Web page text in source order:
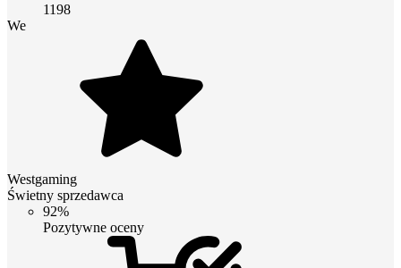
1198
We
Westgaming
Świetny sprzedawca
92%
Pozytywne oceny